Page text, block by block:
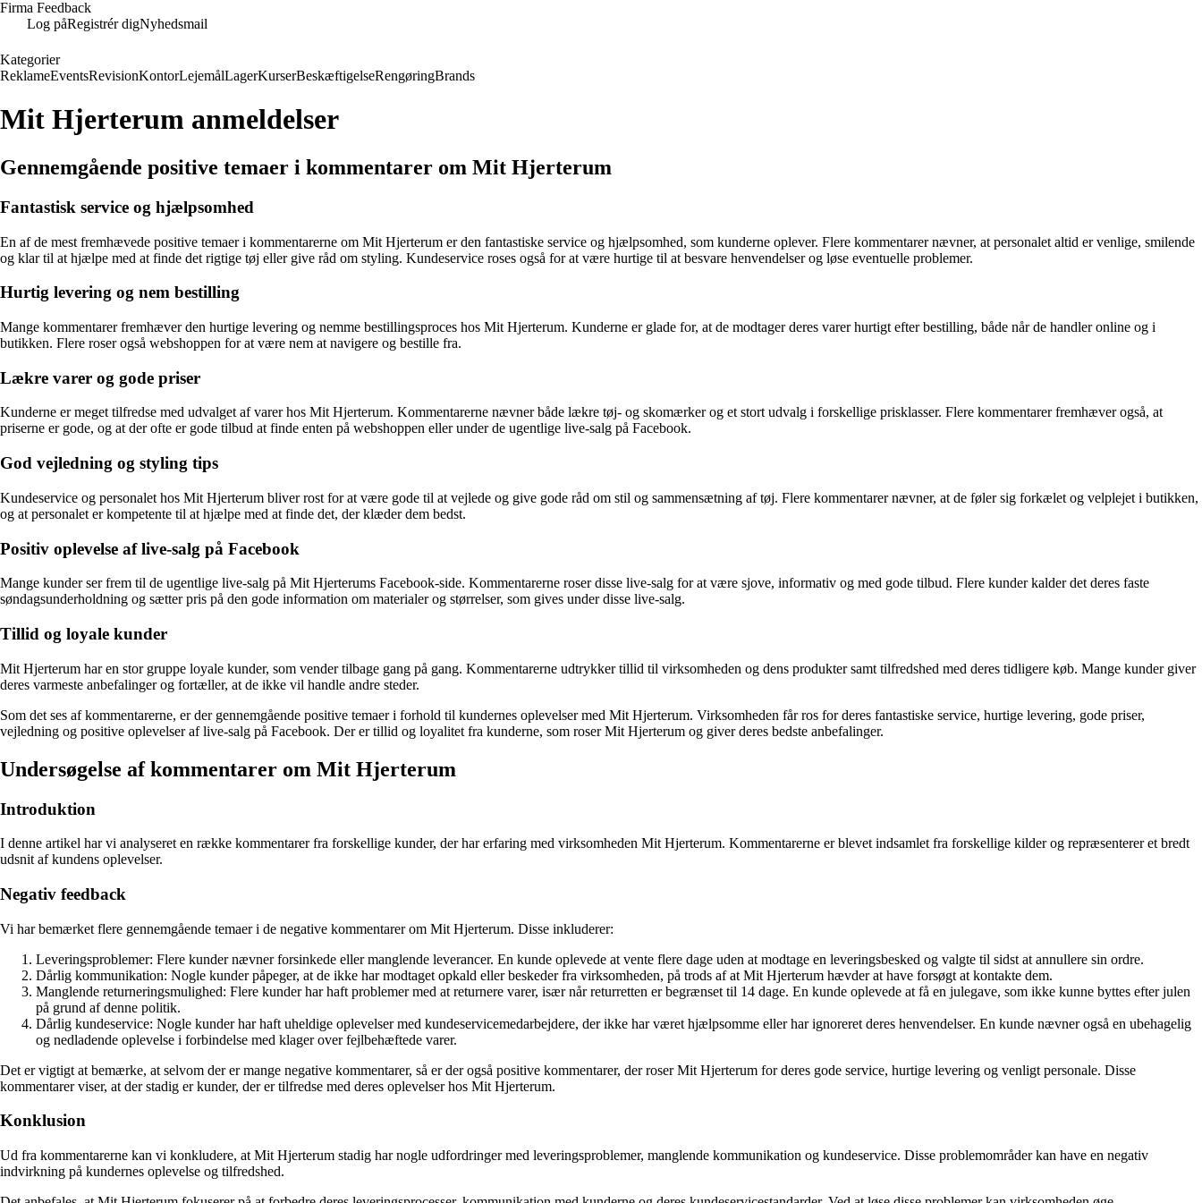
Firma Feedback
Log påRegistrér digNyhedsmail
Kategorier
ReklameEventsRevisionKontorLejemålLagerKurserBeskæftigelseRengøringBrands
Mit Hjerterum anmeldelser
Gennemgående positive temaer i kommentarer om Mit Hjerterum
Fantastisk service og hjælpsomhed
En af de mest fremhævede positive temaer i kommentarerne om Mit Hjerterum er den fantastiske service og hjælpsomhed, som kunderne oplever. Flere kommentarer nævner, at personalet altid er venlige, smilende
og klar til at hjælpe med at finde det rigtige tøj eller give råd om styling. Kundeservice roses også for at være hurtige til at besvare henvendelser og løse eventuelle problemer.
Hurtig levering og nem bestilling
Mange kommentarer fremhæver den hurtige levering og nemme bestillingsproces hos Mit Hjerterum. Kunderne er glade for, at de modtager deres varer hurtigt efter bestilling, både når de handler online og i
butikken. Flere roser også webshoppen for at være nem at navigere og bestille fra.
Lækre varer og gode priser
Kunderne er meget tilfredse med udvalget af varer hos Mit Hjerterum. Kommentarerne nævner både lækre tøj- og skomærker og et stort udvalg i forskellige prisklasser. Flere kommentarer fremhæver også, at
priserne er gode, og at der ofte er gode tilbud at finde enten på webshoppen eller under de ugentlige live-salg på Facebook.
God vejledning og styling tips
Kundeservice og personalet hos Mit Hjerterum bliver rost for at være gode til at vejlede og give gode råd om stil og sammensætning af tøj. Flere kommentarer nævner, at de føler sig forkælet og velplejet i butikken,
og at personalet er kompetente til at hjælpe med at finde det, der klæder dem bedst.
Positiv oplevelse af live-salg på Facebook
Mange kunder ser frem til de ugentlige live-salg på Mit Hjerterums Facebook-side. Kommentarerne roser disse live-salg for at være sjove, informativ og med gode tilbud. Flere kunder kalder det deres faste
søndagsunderholdning og sætter pris på den gode information om materialer og størrelser, som gives under disse live-salg.
Tillid og loyale kunder
Mit Hjerterum har en stor gruppe loyale kunder, som vender tilbage gang på gang. Kommentarerne udtrykker tillid til virksomheden og dens produkter samt tilfredshed med deres tidligere køb. Mange kunder giver
deres varmeste anbefalinger og fortæller, at de ikke vil handle andre steder.
Som det ses af kommentarerne, er der gennemgående positive temaer i forhold til kundernes oplevelser med Mit Hjerterum. Virksomheden får ros for deres fantastiske service, hurtige levering, gode priser,
vejledning og positive oplevelser af live-salg på Facebook. Der er tillid og loyalitet fra kunderne, som roser Mit Hjerterum og giver deres bedste anbefalinger.
Undersøgelse af kommentarer om Mit Hjerterum
Introduktion
I denne artikel har vi analyseret en række kommentarer fra forskellige kunder, der har erfaring med virksomheden Mit Hjerterum. Kommentarerne er blevet indsamlet fra forskellige kilder og repræsenterer et bredt
udsnit af kundens oplevelser.
Negativ feedback
Vi har bemærket flere gennemgående temaer i de negative kommentarer om Mit Hjerterum. Disse inkluderer:
Leveringsproblemer: Flere kunder nævner forsinkede eller manglende leverancer. En kunde oplevede at vente flere dage uden at modtage en leveringsbesked og valgte til sidst at annullere sin ordre.
Dårlig kommunikation: Nogle kunder påpeger, at de ikke har modtaget opkald eller beskeder fra virksomheden, på trods af at Mit Hjerterum hævder at have forsøgt at kontakte dem.
Manglende returneringsmulighed: Flere kunder har haft problemer med at returnere varer, især når returretten er begrænset til 14 dage. En kunde oplevede at få en julegave, som ikke kunne byttes efter julen
på grund af denne politik.
Dårlig kundeservice: Nogle kunder har haft uheldige oplevelser med kundeservicemedarbejdere, der ikke har været hjælpsomme eller har ignoreret deres henvendelser. En kunde nævner også en ubehagelig
og nedladende oplevelse i forbindelse med klager over fejlbehæftede varer.
Det er vigtigt at bemærke, at selvom der er mange negative kommentarer, så er der også positive kommentarer, der roser Mit Hjerterum for deres gode service, hurtige levering og venligt personale. Disse
kommentarer viser, at der stadig er kunder, der er tilfredse med deres oplevelser hos Mit Hjerterum.
Konklusion
Ud fra kommentarerne kan vi konkludere, at Mit Hjerterum stadig har nogle udfordringer med leveringsproblemer, manglende kommunikation og kundeservice. Disse problemområder kan have en negativ
indvirkning på kundernes oplevelse og tilfredshed.